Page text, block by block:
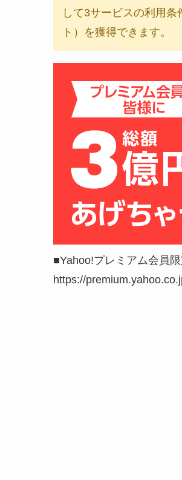
して3サービスの利用
ト）を獲得できます。
■Yahoo!プレミアム会員
https://